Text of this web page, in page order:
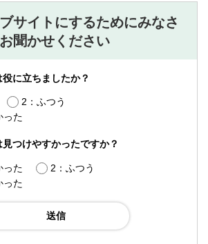
サイトにするためにみなさ
聞かせください
に立ちましたか？
2：ふつう
った
つけやすかったですか？
った
2：ふつう
った